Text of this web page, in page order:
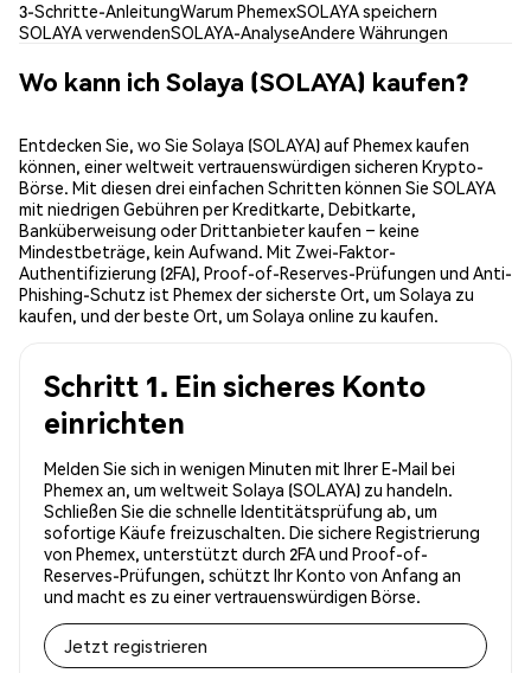
3-Schritte-AnleitungWarum PhemexSOLAYA speichern
SOLAYA verwendenSOLAYA-AnalyseAndere Währungen
Wo kann ich Solaya (SOLAYA) kaufen?
Entdecken Sie, wo Sie Solaya (SOLAYA) auf Phemex kaufen
können, einer weltweit vertrauenswürdigen sicheren Krypto-
Börse. Mit diesen drei einfachen Schritten können Sie SOLAYA
mit niedrigen Gebühren per Kreditkarte, Debitkarte,
Banküberweisung oder Drittanbieter kaufen – keine
Mindestbeträge, kein Aufwand. Mit Zwei-Faktor-
Authentifizierung (2FA), Proof-of-Reserves-Prüfungen und Anti-
Phishing-Schutz ist Phemex der sicherste Ort, um Solaya zu
kaufen, und der beste Ort, um Solaya online zu kaufen.
Schritt 1. Ein sicheres Konto
einrichten
Melden Sie sich in wenigen Minuten mit Ihrer E-Mail bei
Phemex an, um weltweit Solaya (SOLAYA) zu handeln.
Schließen Sie die schnelle Identitätsprüfung ab, um
sofortige Käufe freizuschalten. Die sichere Registrierung
von Phemex, unterstützt durch 2FA und Proof-of-
Reserves-Prüfungen, schützt Ihr Konto von Anfang an
und macht es zu einer vertrauenswürdigen Börse.
Jetzt registrieren